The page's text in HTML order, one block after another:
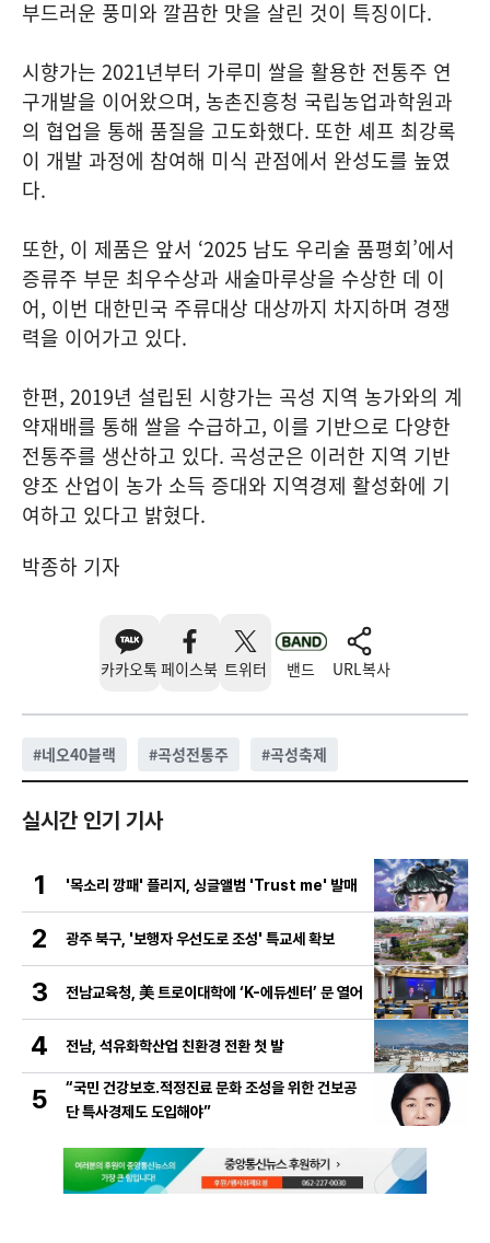
부드러운 풍미와 깔끔한 맛을 살린 것이 특징이다.
시향가는 2021년부터 가루미 쌀을 활용한 전통주 연
구개발을 이어왔으며, 농촌진흥청 국립농업과학원과
의 협업을 통해 품질을 고도화했다. 또한 셰프 최강록
이 개발 과정에 참여해 미식 관점에서 완성도를 높였
다.
또한, 이 제품은 앞서 ‘2025 남도 우리술 품평회’에서
증류주 부문 최우수상과 새술마루상을 수상한 데 이
어, 이번 대한민국 주류대상 대상까지 차지하며 경쟁
력을 이어가고 있다.
한편, 2019년 설립된 시향가는 곡성 지역 농가와의 계
약재배를 통해 쌀을 수급하고, 이를 기반으로 다양한
전통주를 생산하고 있다. 곡성군은 이러한 지역 기반
양조 산업이 농가 소득 증대와 지역경제 활성화에 기
여하고 있다고 밝혔다.
박종하 기자
카카오톡 페이스북 트위터 밴드 URL복사
#네오40블랙 #곡성전통주 #곡성축제
실시간 인기 기사
1 '목소리 깡패' 플리지, 싱글앨범 'Trust me' 발매
2 광주 북구, '보행자 우선도로 조성' 특교세 확보
3 전남교육청, 美 트로이대학에 ‘K-에듀센터’ 문 열어
4 전남, 석유화학산업 친환경 전환 첫 발
5
“국민 건강보호․적정진료 문화 조성을 위한 건보공
단 특사경제도 도입해야”